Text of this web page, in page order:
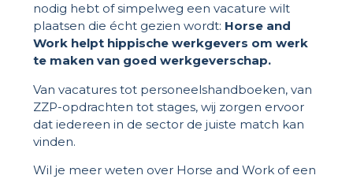
nodig hebt of simpelweg een vacature wilt
plaatsen die écht gezien wordt: Horse and
Work helpt hippische werkgevers om werk
te maken van goed werkgeverschap.
Van vacatures tot personeelshandboeken, van
ZZP-opdrachten tot stages, wij zorgen ervoor
dat iedereen in de sector de juiste match kan
vinden.
Wil je meer weten over Horse and Work of een